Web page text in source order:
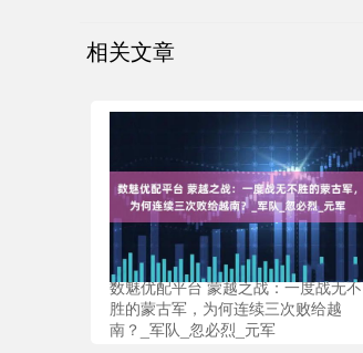
相关文章
数魅优配平台 蒙越之战：一度战无不
胜的蒙古军，为何连续三次败给越
南？_军队_忽必烈_元军